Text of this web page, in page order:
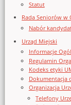
Statut
Rada Seniorów w
Nabór
Urząd Miejski
Informacje
Regulamin
Kodeks etyki
Dokumentacja
Organizacja
Telefony